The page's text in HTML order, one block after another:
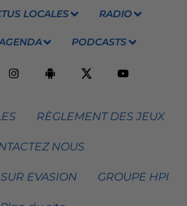
LOCALES RADIO
PODCASTS
RÈGLEMENT DES JEUX
NOUS
EVASION GROUPE HPI